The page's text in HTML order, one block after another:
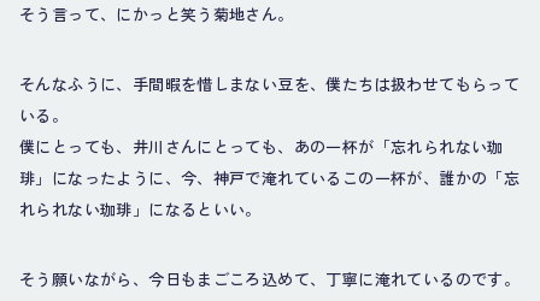
そう言って、にかっと笑う菊地さん。
そんなふうに、手間暇を惜しまない豆を、僕たちは扱わせてもらって
いる。
僕にとっても、井川さんにとっても、あの一杯が「忘れられない珈
琲」になったように、今、神戸で淹れているこの一杯が、誰かの「忘
れられない珈琲」になるといい。
そう願いながら、今日もまごころ込めて、丁寧に淹れているのです。